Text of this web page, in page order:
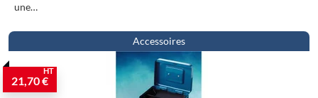
une…
Accessoires
21,70 €
HT